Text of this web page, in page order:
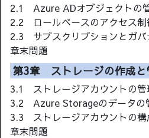
2.1 Azure ADオブジェクトの
2.2 ロールベースのアクセス制
2.3 サブスクリプションとガバ
章末問題
第3章 ストレージの作成と
3.1 ストレージアカウントの管
3.2 Azure Storageのデータの
3.3 ストレージアカウントの構
章末問題